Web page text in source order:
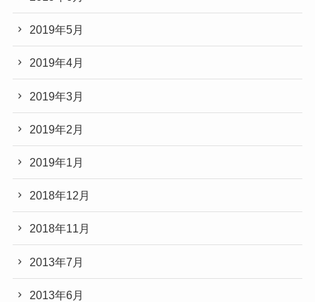
2019年5月
2019年4月
2019年3月
2019年2月
2019年1月
2018年12月
2018年11月
2013年7月
2013年6月